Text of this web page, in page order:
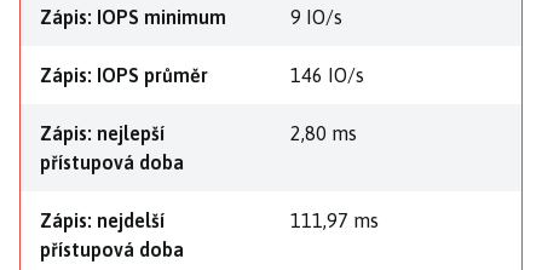
Zápis: IOPS minimum 9 IO/s
Zápis: IOPS průměr 146 IO/s
Zápis: nejlepší
přístupová doba
2,80 ms
Zápis: nejdelší
přístupová doba
111,97 ms